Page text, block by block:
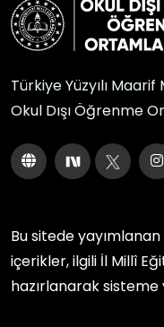
Türkiye Yüzyılı Maarif
Okul Dışı Öğrenme
Bu sitede
içerikler, ilgili İl Millî
hazırlanarak